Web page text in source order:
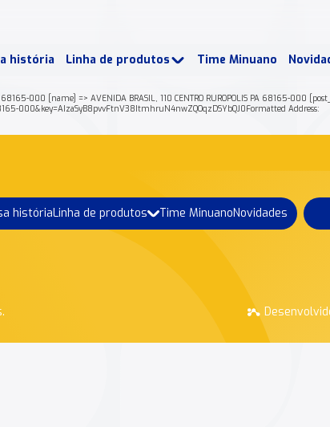
história Linha de produtos Time Minuano
68165-000 [name] => AVENIDA BRASIL, 110 CENTRO RUROPOLIS PA 68165-
000&key=AIzaSyB8pvvFtnV38ItmhruN4nwZQOqzDSYbQJ0Formatted Address:
históriaLinha de produtos Time MinuanoNovidades